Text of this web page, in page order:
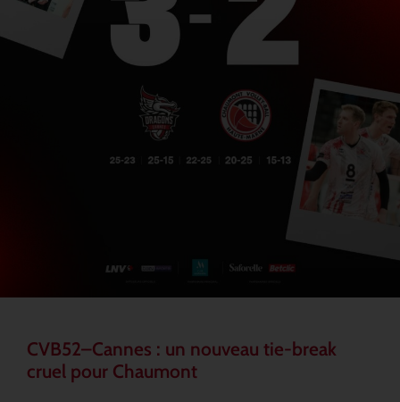
CVB52–Cannes : un nouveau tie-break
cruel pour Chaumont